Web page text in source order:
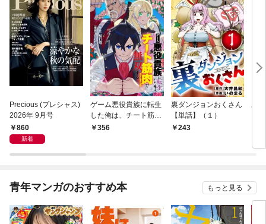
Precious (プレシャス)
2026年 9月号
860
新着
ゲーム悪役貴族に転生
した俺は、チート筋肉
で無双する【単話】
356
裏ダンジョンおくさん
【単話】（１）
243
あ
青年マンガのおすすめ本 もっと見る